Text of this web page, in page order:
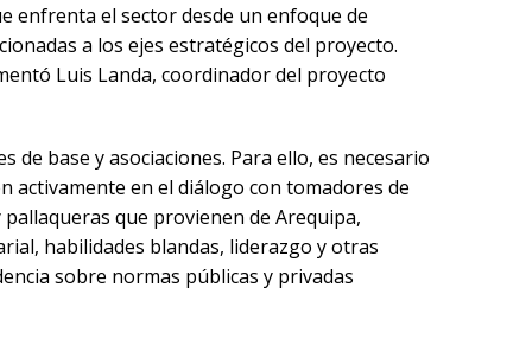
enfrenta el sector desde un enfoque de
a los ejes estratégicos del proyecto.
Luis Landa, coordinador del proyecto
base y asociaciones. Para ello, es necesario
activamente en el diálogo con tomadores de
que provienen de Arequipa,
habilidades blandas, liderazgo y otras
sobre normas públicas y privadas